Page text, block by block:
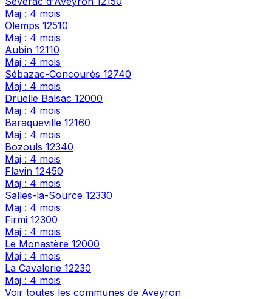
Maj : 4 mois
Olemps 12510
Maj : 4 mois
Aubin 12110
Maj : 4 mois
Sébazac-Concourès 12740
Maj : 4 mois
Druelle Balsac 12000
Maj : 4 mois
Baraqueville 12160
Maj : 4 mois
Bozouls 12340
Maj : 4 mois
Flavin 12450
Maj : 4 mois
Salles-la-Source 12330
Maj : 4 mois
Firmi 12300
Maj : 4 mois
Le Monastère 12000
Maj : 4 mois
La Cavalerie 12230
Maj : 4 mois
Voir toutes les communes de Aveyron